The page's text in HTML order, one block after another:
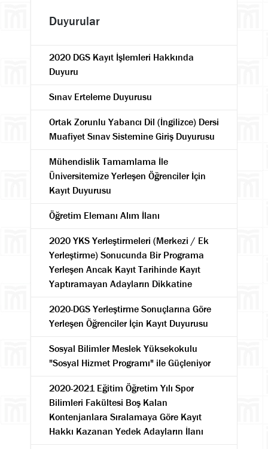
Duyurular
2020 DGS Kayıt İşlemleri Hakkında
Duyuru
Sınav Erteleme Duyurusu
Ortak Zorunlu Yabancı Dil (İngilizce) Dersi
Muafiyet Sınav Sistemine Giriş Duyurusu
Mühendislik Tamamlama İle
Üniversitemize Yerleşen Öğrenciler İçin
Kayıt Duyurusu
Öğretim Elemanı Alım İlanı
2020 YKS Yerleştirmeleri (Merkezi / Ek
Yerleştirme) Sonucunda Bir Programa
Yerleşen Ancak Kayıt Tarihinde Kayıt
Yaptıramayan Adayların Dikkatine
2020-DGS Yerleştirme Sonuçlarına Göre
Yerleşen Öğrenciler İçin Kayıt Duyurusu
Sosyal Bilimler Meslek Yüksekokulu
"Sosyal Hizmet Programı" ile Güçleniyor
2020-2021 Eğitim Öğretim Yılı Spor
Bilimleri Fakültesi Boş Kalan
Kontenjanlara Sıralamaya Göre Kayıt
Hakkı Kazanan Yedek Adayların İlanı